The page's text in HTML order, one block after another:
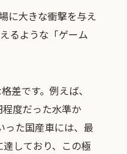
に大きな衝撃を与え
るような「ゲーム
差です。例えば、
度だった水準か
った国産車には、最
しており、この極